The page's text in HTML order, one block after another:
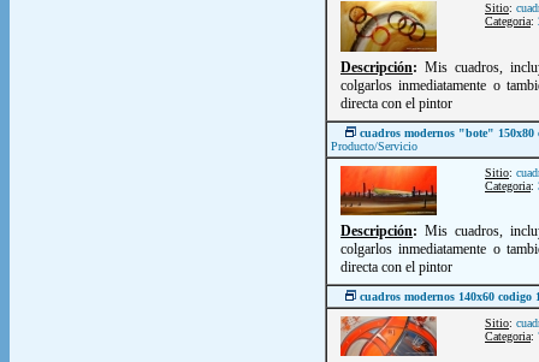
Sitio:
Categoria:
Descripción: Mis cuadros,
colgarlos inmediatamente o
directa con el pintor
cuadros modernos "bote"
Producto/Servicio
Sitio:
Categoria:
Descripción: Mis cuadros,
colgarlos inmediatamente o
directa con el pintor
cuadros modernos 140x60
Sitio:
Categoria: